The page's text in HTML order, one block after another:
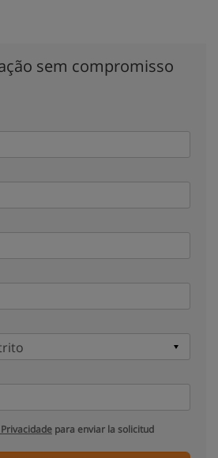
sem compromisso
para enviar la solicitud